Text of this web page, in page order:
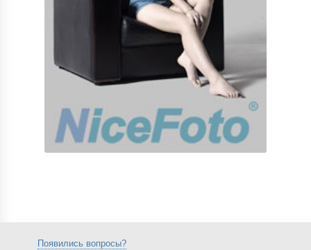
Появились вопросы?